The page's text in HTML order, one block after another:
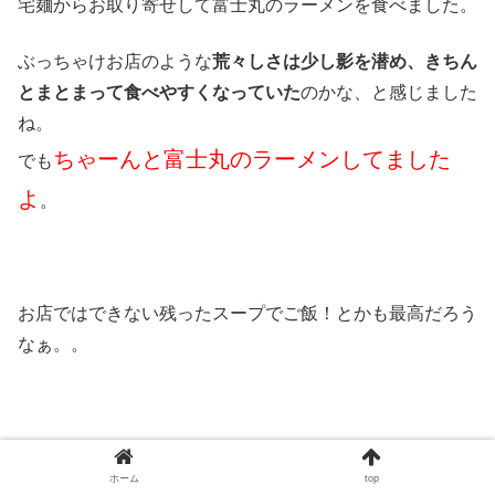
宅麺からお取り寄せして富士丸のラーメンを食べました。
ぶっちゃけお店のような荒々しさは少し影を潜め、きちん
とまとまって食べやすくなっていたのかな、と感じました
ね。
でも ちゃーんと富士丸のラーメンしてました
よ 。
お店ではできない残ったスープでご飯！とかも最高だろう
なぁ。。
何よりこれをお店で1時間半以上も並ばなくても食べられ
るなんてたまんない
ホーム top